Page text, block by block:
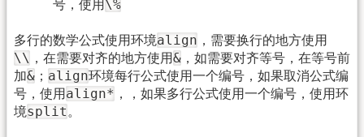
号，使用 \%
多行的数学公式使用环境align ，需要换行的地方使用
\\ ，在需要对齐的地方使用& ，如需要对齐等号，在等号前
加& ； align环境每行公式使用一个编号，如果取消公式编
号，使用 align* ，，如果多行公式使用一个编号，使用环
境split 。